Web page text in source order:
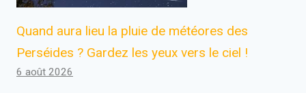
Quand aura lieu la pluie de météores des
Perséides ? Gardez les yeux vers le ciel !
6 août 2026